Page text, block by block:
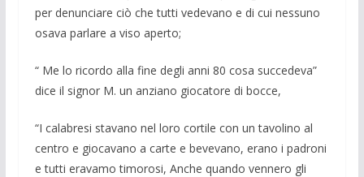
per denunciare ciò che tutti vedevano e di cui nessuno
osava parlare a viso aperto;
“ Me lo ricordo alla fine degli anni 80 cosa succedeva”
dice il signor M. un an­ziano giocatore di bocce,
“I calabresi stavano nel loro cortile con un tavolino al
centro e giocavano a carte e bevevano, erano i padroni
e tutti eravamo timorosi, Anche quando venne­ro gli